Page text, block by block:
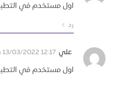
اول مستخدم في
رد
علي 13/03/2022 12:17 ص
اول مستخدم في